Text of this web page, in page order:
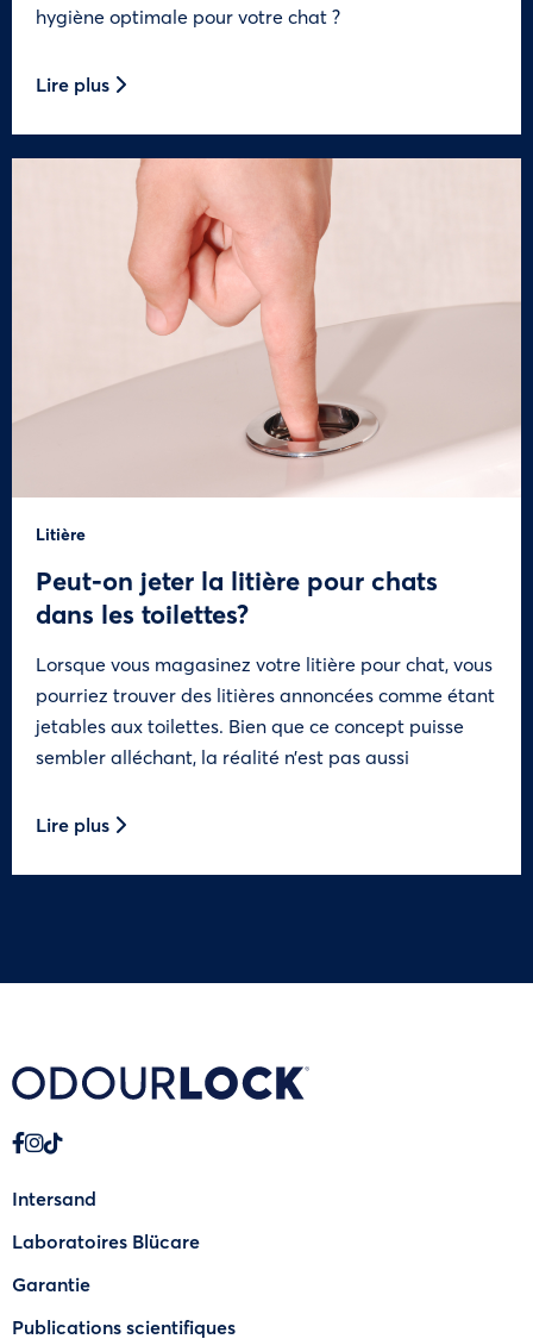
hygiène optimale pour votre chat ?
Lire plus
Litière
Peut-on jeter la litière pour chats
dans les toilettes?
Lorsque vous magasinez votre litière pour chat, vous
pourriez trouver des litières annoncées comme étant
jetables aux toilettes. Bien que ce concept puisse
sembler alléchant, la réalité n’est pas aussi
Lire plus
Intersand
Laboratoires Blücare
Garantie
Publications scientifiques